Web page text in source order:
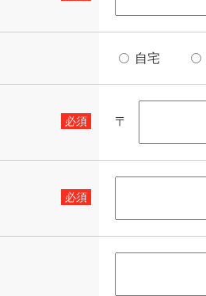
自宅
必須 〒
必須